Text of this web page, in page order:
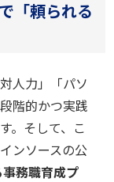
「頼られる
人力」「パソ
階的かつ実践
。そして、こ
ンソースの公
事務職育成プ